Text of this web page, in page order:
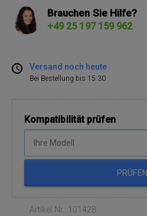
Brauchen Sie Hilfe?
+49 25 197 159 962
Versand noch heute
Bei Bestellung bis 15:30
Kompatibilität prüfen
PRÜFEN
Artikel Nr.: 101428